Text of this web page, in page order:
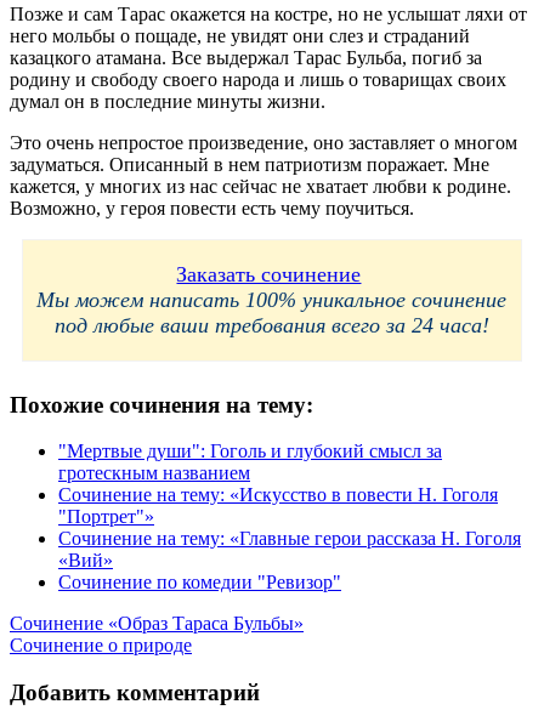
Позже и сам Тарас окажется на костре, но не услышат ляхи от
него мольбы о пощаде, не увидят они слез и страданий
казацкого атамана. Все выдержал Тарас Бульба, погиб за
родину и свободу своего народа и лишь о товарищах своих
думал он в последние минуты жизни.
Это очень непростое произведение, оно заставляет о многом
задуматься. Описанный в нем патриотизм поражает. Мне
кажется, у многих из нас сейчас не хватает любви к родине.
Возможно, у героя повести есть чему поучиться.
Заказать сочинение
Мы можем написать 100% уникальное сочинение
под любые ваши требования всего за 24 часа!
Похожие сочинения на тему:
"Мертвые души": Гоголь и глубокий смысл за
гротескным названием
Сочинение на тему: «Искусство в повести Н. Гоголя
"Портрет"»
Сочинение на тему: «Главные герои рассказа Н. Гоголя
«Вий»
Сочинение по комедии "Ревизор"
Навигация
по
записям
Сочинение «Образ Тараса Бульбы»
Сочинение о природе
Добавить комментарий